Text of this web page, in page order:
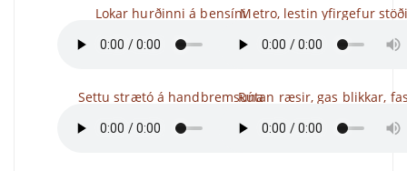
Lokar hurðinni á bensíni
Settu strætó á handbremsuna
Metro, lestin yfirgefur
Rútan ræsir, gas blikkar,